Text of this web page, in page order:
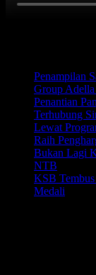
Penampilan
Group
Penantian
Terhubung
Lewat
Raih
Bukan Lagi
NTB
KSB
Medali